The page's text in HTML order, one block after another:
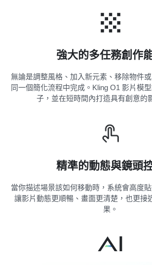
強大的多任務創作
無論是調整風格、加入新元素、移除物件
同一個簡化流程中完成。Kling O1 影片模
子，並在短時間內打造具有創意的
精準的動態與鏡頭
當你描述場景該如何移動時，系統會高度
讓影片動態更順暢、畫面更清楚，也更接
果。